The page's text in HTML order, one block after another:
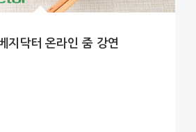
지닥터 온라인 줌 강연